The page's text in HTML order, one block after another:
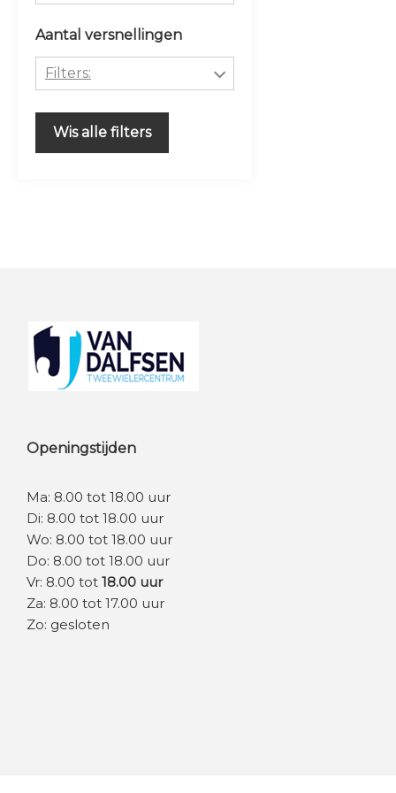
Uni
Staal
Aantal versnellingen
Filters:
Wis alle filters
Footer
Openingstijden
Ma: 8.00 tot 18.00 uur
Di: 8.00 tot 18.00 uur
Wo: 8.00 tot 18.00 uur
Do: 8.00 tot 18.00 uur
Vr: 8.00 tot 18.00 uur
Za: 8.00 tot 17.00 uur
Zo: gesloten